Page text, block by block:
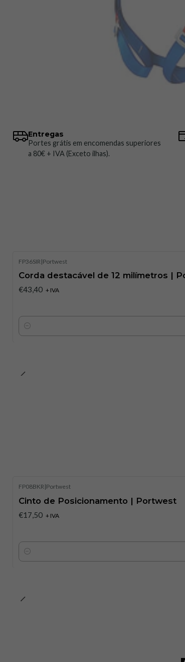
Entregas
Portes grátis em encomendas superiores
a 80€ + IVA (Exceto ilhas).
FP36SIR |Portwest
Corda destacável de 12 milímetros |
€43,40 + IVA
Quantidade
FP08BKR |Portwest
Cinto de Posicionamento | Portwest
€17,50 + IVA
Quantidade